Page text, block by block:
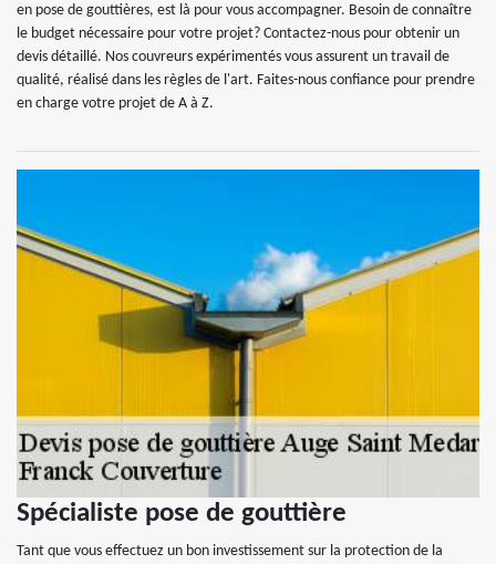
en pose de gouttières, est là pour vous accompagner. Besoin de connaître
le budget nécessaire pour votre projet? Contactez-nous pour obtenir un
devis détaillé. Nos couvreurs expérimentés vous assurent un travail de
qualité, réalisé dans les règles de l'art. Faites-nous confiance pour prendre
en charge votre projet de A à Z.
Spécialiste pose de gouttière
Tant que vous effectuez un bon investissement sur la protection de la